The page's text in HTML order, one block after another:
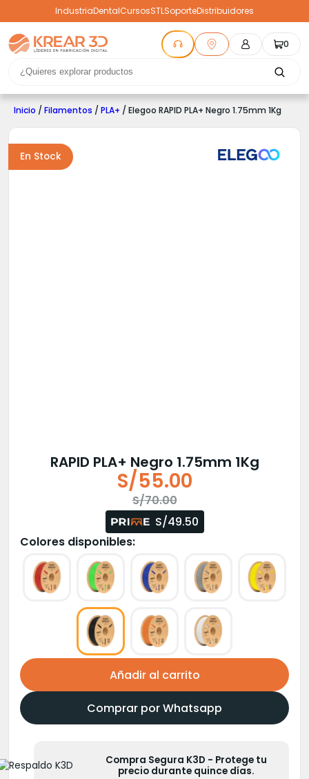
IndustriaDentalCursosSTLSoporteDistribuidores
0
Inicio / Filamentos / PLA+ / Elegoo RAPID PLA+ Negro 1.75mm 1Kg
En Stock
RAPID PLA+ Negro 1.75mm 1Kg
S/70.00
original
era:
S/70.00.
S/55.00
actual
es:
S/55.00.
S/49.50
Colores disponibles:
Añadir al carrito
Comprar por Whatsapp
Compra Segura K3D - Protege tu
precio durante quince días.